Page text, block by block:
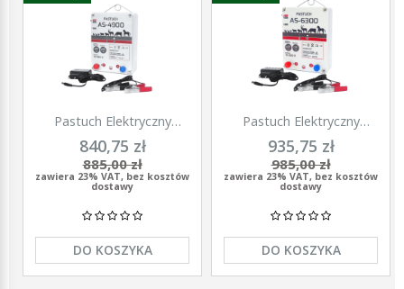
Pastuch Elektryczny
Elektryzator uniwersalny
Pomelac AS-4900 4,9Jula
840,75 zł
885,00 zł
zawiera 23% VAT, bez kosztów
dostawy
DO KOSZYKA
Pastuch Elektryczny
Elektryzator uniwersalny
Pomelac AS-6300 6,3Jula
935,75 zł
985,00 zł
zawiera 23% VAT, bez kosztów
dostawy
DO KOSZYKA